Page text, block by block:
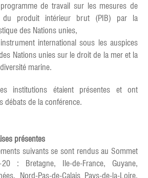
de travail sur les mesures de
du produit intérieur brut (PIB) par la
des Nations unies,
international sous les auspices
Nations unies sur le droit de la mer et la
marine.
institutions étaient présentes et ont
débats de la conférence.
présentes
suivants se sont rendus au Sommet
: Bretagne, Ile-de-France, Guyane,
Nord-Pas-de-Calais Pays-de-la-Loire,